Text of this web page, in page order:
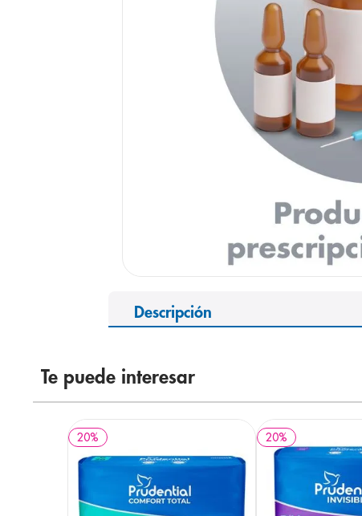
Descripción
Te puede interesar
20% 20%
pediasure
panolini